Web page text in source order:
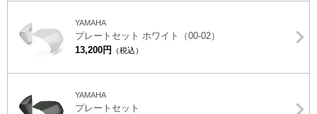
YAMAHA
プレートセット ホワイト（00-02）
13,200円
（税込）
YAMAHA
プレートセット